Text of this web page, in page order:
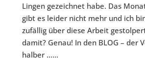
Lingen gezeichnet habe. Das
gibt es leider nicht mehr und ich
zufällig über diese Arbeit
damit? Genau! In den BLOG – der
halber …...